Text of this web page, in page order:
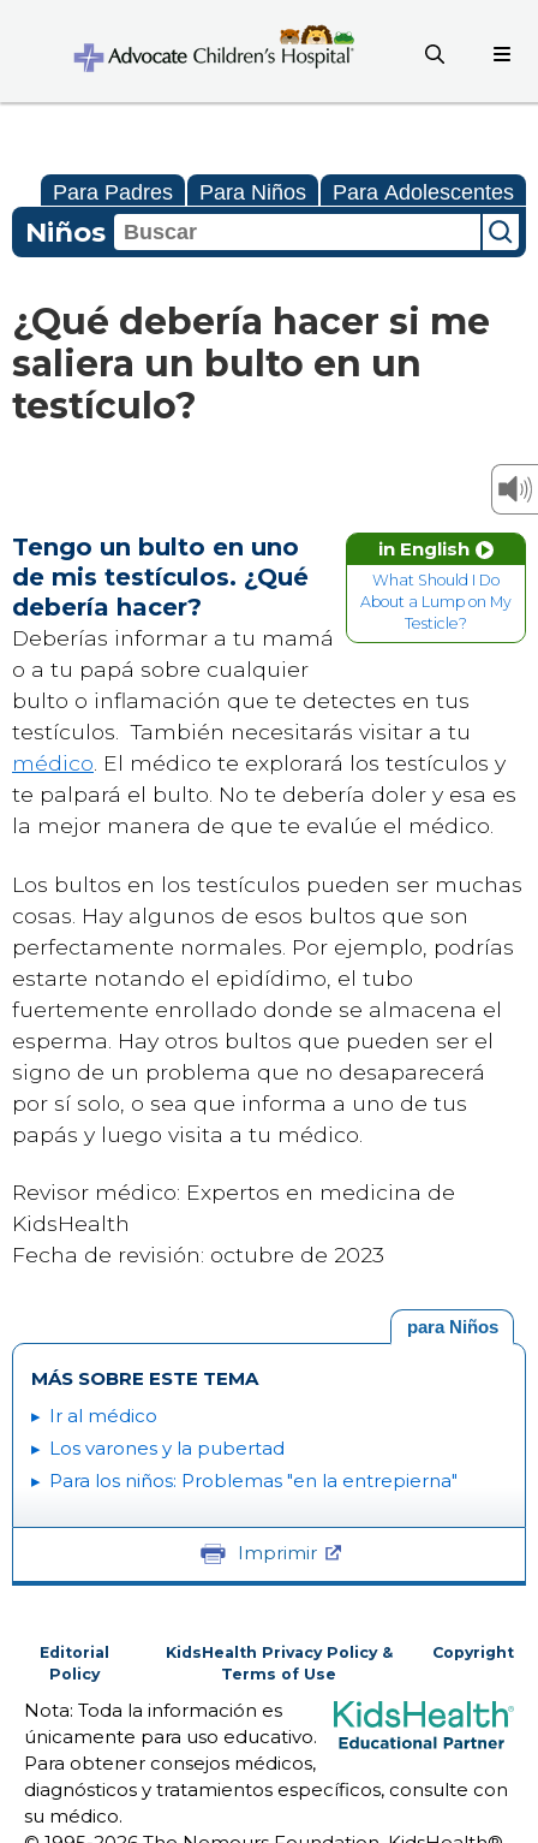
Para Padres Para Niños Para Adolescentes
Niños
¿Qué debería hacer si me
saliera un bulto en un
testículo?
in English
What Should I Do
About a Lump on My
Testicle?
Tengo un bulto en uno
de mis testículos. ¿Qué
debería hacer?
Deberías informar a tu mamá
o a tu papá sobre cualquier
bulto o inflamación que te detectes en tus
testículos. También necesitarás visitar a tu
médico . El médico te explorará los testículos y
te palpará el bulto. No te debería doler y esa es
la mejor manera de que te evalúe el médico.
Los bultos en los testículos pueden ser muchas
cosas. Hay algunos de esos bultos que son
perfectamente normales. Por ejemplo, podrías
estarte notando el epidídimo, el tubo
fuertemente enrollado donde se almacena el
esperma. Hay otros bultos que pueden ser el
signo de un problema que no desaparecerá
por sí solo, o sea que informa a uno de tus
papás y luego visita a tu médico.
Revisor médico: Expertos en medicina de
KidsHealth
Fecha de revisión: octubre de 2023
para Niños
MÁS SOBRE ESTE TEMA
Ir al médico
Los varones y la pubertad
Para los niños: Problemas "en la entrepierna"
Imprimir
Editorial
Policy
KidsHealth Privacy Policy &
Terms of Use
Copyright
Nota: Toda la información es
únicamente para uso educativo.
Para obtener consejos médicos,
diagnósticos y tratamientos específicos, consulte con
su médico.